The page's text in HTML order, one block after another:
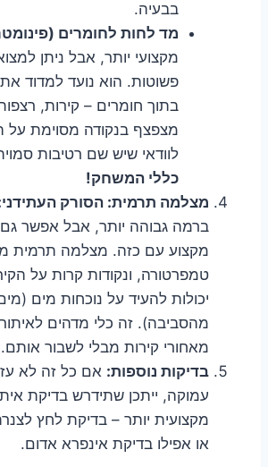
בבעיה.
מד לחות לחומרים
מקצועי יותר, אבל ניתן
פשוטות. הוא נועד למדוד
בתוך חומרים – קירות,
מצפצף בנקודה מסוימת על
לוודאי שיש שם רטיבות
כללי המשחק!
מצלמה תרמית: הסורק
ברמה גבוהה יותר, אבל אפשר גם
מקצוע עם כזה. מצלמה תרמית
טמפרטורה, ונקודות קרות על
יכולות להעיד על נוכחות מים
מהסביבה). זה כלי מדהים לאיתור
מאחורי קירות מבלי לשבור אותם.
בדיקות נוספות: אם כל זה לא
עמוקה, ייתכן שתידרש בדיקת
מקצועית יותר – בדיקת לחץ
או אפילו בדיקת אינפרא אדום.